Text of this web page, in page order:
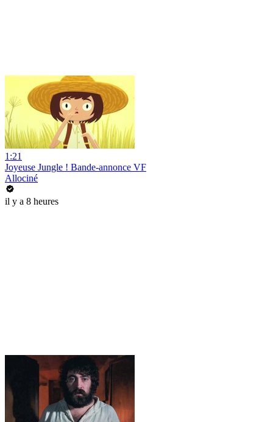
1:21
Joyeuse Jungle ! Bande-annonce VF
Allociné
il y a 8 heures